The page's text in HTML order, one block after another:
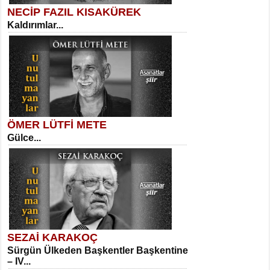
SELAHATTİN YILDIZ
İnsanın Zindanı...
MEHMET TAŞTAN
Vagon’da Bir Şairle...
SITKI CANEY
Oruçla Devrim ve Özgürlüğe…...
Kadir Ünal
Ayağıma Dolanan Yokuş...
Mehmet Çoban
Elmira...
NECİP FAZIL KISAKÜREK
Kaldırımlar...
ÖMER LÜTFİ METE
Gülce...
SEZAİ KARAKOÇ
Sürgün Ülkeden Başkentler Başkentine
– IV...